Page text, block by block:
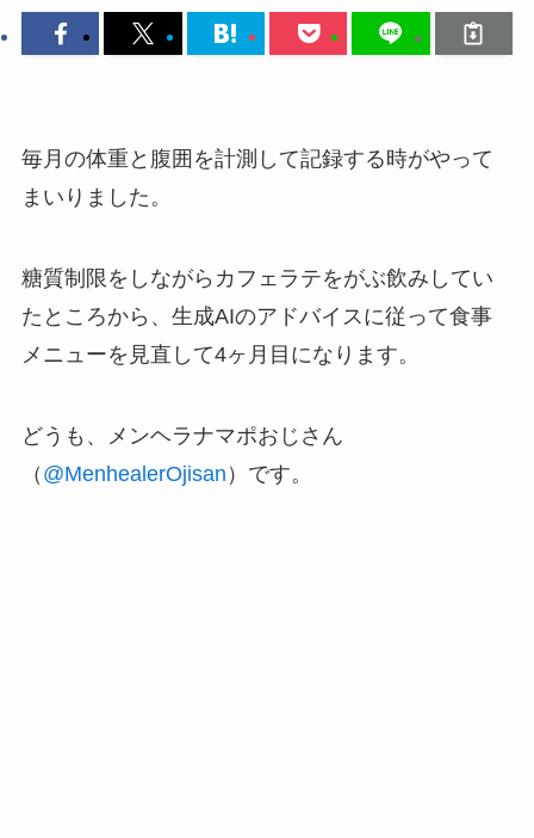
毎月の体重と腹囲を計測して記録する時がやって
まいりました。
糖質制限をしながらカフェラテをがぶ飲みしてい
たところから、生成AIのアドバイスに従って食事
メニューを見直して4ヶ月目になります。
どうも、メンヘラナマポおじさん
（ @MenhealerOjisan ）です。